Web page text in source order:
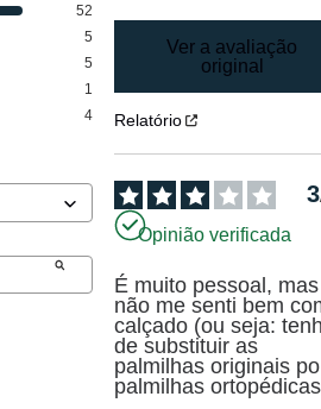
52
5
5
1
4
Ver a avaliação
original
Relatório
3
Opinião verificada
É muito pessoal, mas
não me senti bem
calçado (ou seja:
de substituir as
palmilhas originais
palmilhas